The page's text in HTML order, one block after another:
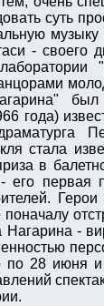
суть
- своего
года)
стала
в
его первая
-
28 июня и